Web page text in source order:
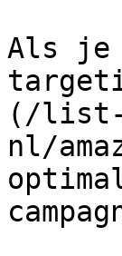
Als je
(/list-
nl/